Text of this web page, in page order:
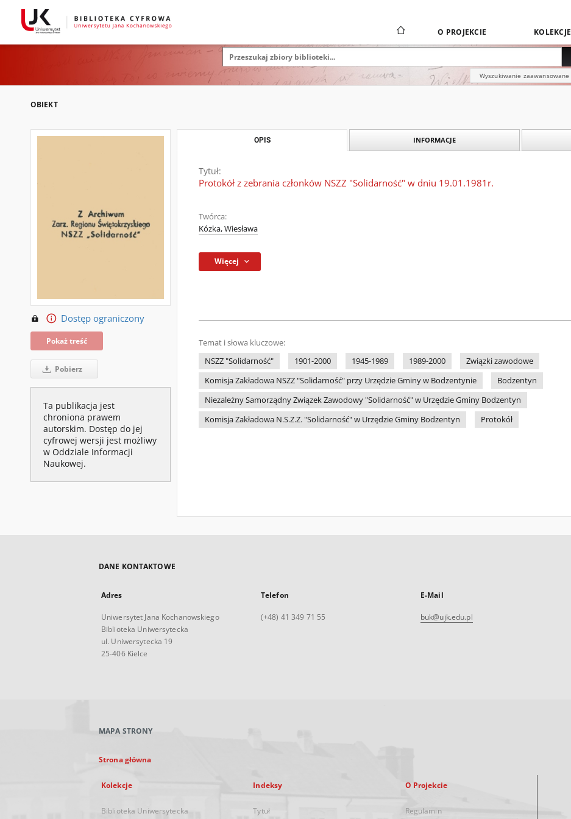
O PROJEKCIE KOLEKCJE
Wyszukiwanie zaawansowane
OBIEKT
Dostęp ograniczony
Pokaż treść
Pobierz
Ta publikacja jest
chroniona prawem
autorskim. Dostęp do jej
cyfrowej wersji jest możliwy
w Oddziale Informacji
Naukowej.
OPIS INFORMACJE
Tytuł:
Protokół z zebrania członków NSZZ "Solidarność" w dniu 19.01.1981r.
Twórca:
Kózka, Wiesława
Więcej
Temat i słowa kluczowe:
NSZZ "Solidarność"
1901-2000 1945-1989 1989-2000
Związki zawodowe
Komisja Zakładowa NSZZ "Solidarność" przy Urzędzie Gminy w Bodzentynie
Bodzentyn
Niezależny Samorządny Związek Zawodowy "Solidarność" w Urzędzie Gminy Bodzentyn
Komisja Zakładowa N.S.Z.Z. "Solidarność" w Urzędzie Gminy Bodzentyn
Protokół
DANE KONTAKTOWE
Adres
Uniwersytet Jana Kochanowskiego
Biblioteka Uniwersytecka
ul. Uniwersytecka 19
25-406 Kielce
Telefon
(+48) 41 349 71 55
E-Mail
buk@ujk.edu.pl
MAPA STRONY
Strona główna
Kolekcje
Biblioteka Uniwersytecka
Indeksy
Tytuł
O Projekcie
Regulamin